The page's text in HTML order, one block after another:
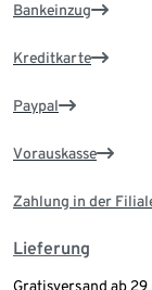
Bankeinzug
Kreditkarte
Paypal
Vorauskasse
Zahlung in der
Lieferung
Gratisversand ab